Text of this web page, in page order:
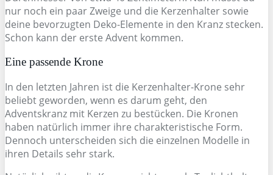
nur noch ein paar Zweige und die Kerzenhalter sowie
deine bevorzugten Deko-Elemente in den Kranz stecken.
Schon kann der erste Advent kommen.
Eine passende Krone
In den letzten Jahren ist die Kerzenhalter-Krone sehr
beliebt geworden, wenn es darum geht, den
Adventskranz mit Kerzen zu bestücken. Die Kronen
haben natürlich immer ihre charakteristische Form.
Dennoch unterscheiden sich die einzelnen Modelle in
ihren Details sehr stark.